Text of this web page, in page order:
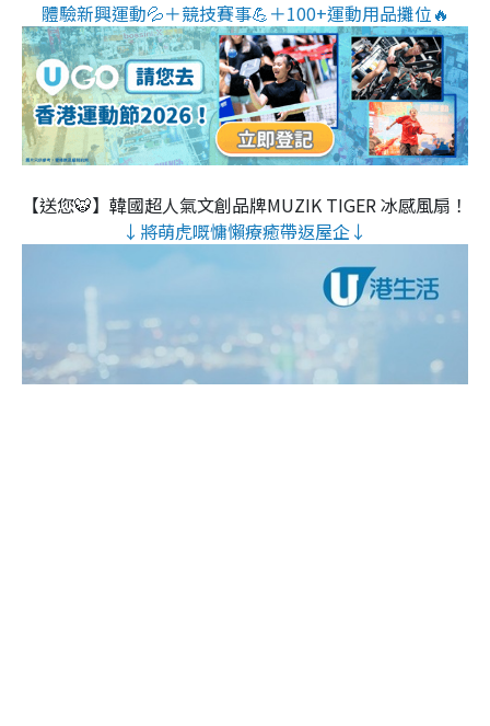
體驗新興運動💦＋競技賽事💪＋100+運動用品攤位🔥
【送您🐯】韓國超人氣文創品牌MUZIK TIGER 冰感風扇！
↓將萌虎嘅慵懶療癒帶返屋企↓